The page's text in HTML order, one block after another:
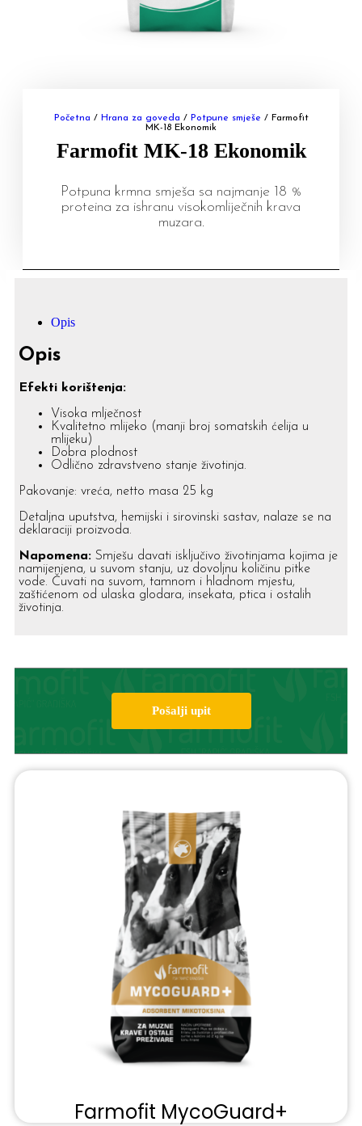
Početna / Hrana za goveda / Potpune smješe / Farmofit
MK-18 Ekonomik
Farmofit MK-18 Ekonomik
Potpuna krmna smješa sa najmanje 18 %
proteina za ishranu visokomliječnih krava
muzara.
Opis
Opis
Efekti korištenja:
Visoka mlječnost
Kvalitetno mlijeko (manji broj somatskih ćelija u
mlijeku)
Dobra plodnost
Odlično zdravstveno stanje životinja.
Pakovanje: vreća, netto masa 25 kg
Detaljna uputstva, hemijski i sirovinski sastav, nalaze se na
deklaraciji proizvoda.
Napomena: Smješu davati isključivo životinjama kojima je
namijenjena, u suvom stanju, uz dovoljnu količinu pitke
vode. Čuvati na suvom, tamnom i hladnom mjestu,
zaštićenom od ulaska glodara, insekata, ptica i ostalih
životinja.
Pošalji upit
Farmofit MycoGuard+